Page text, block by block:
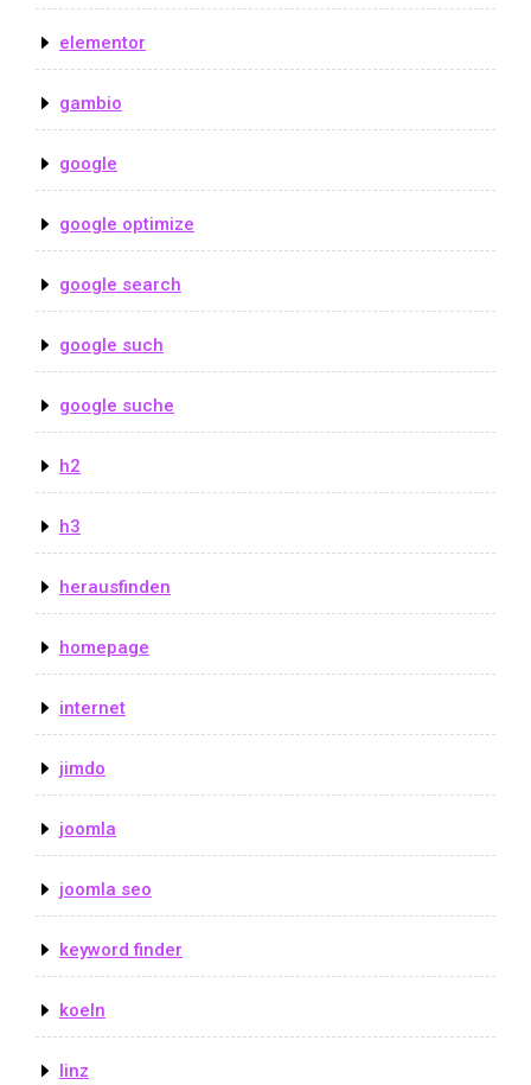
elementor
gambio
google
google optimize
google search
google such
google suche
h2
h3
herausfinden
homepage
internet
jimdo
joomla
joomla seo
keyword finder
koeln
linz